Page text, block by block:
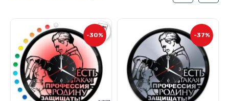
-30% -37%